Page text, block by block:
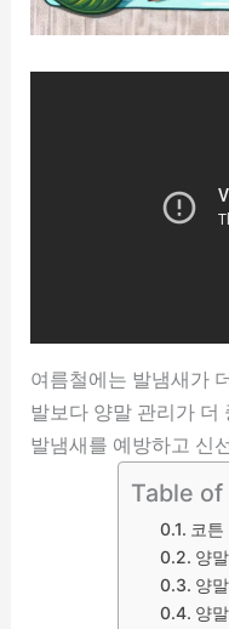
여름철에는 발냄새가
발보다 양말 관리가 더
발냄새를 예방하고 신
Table
코
양
양
양